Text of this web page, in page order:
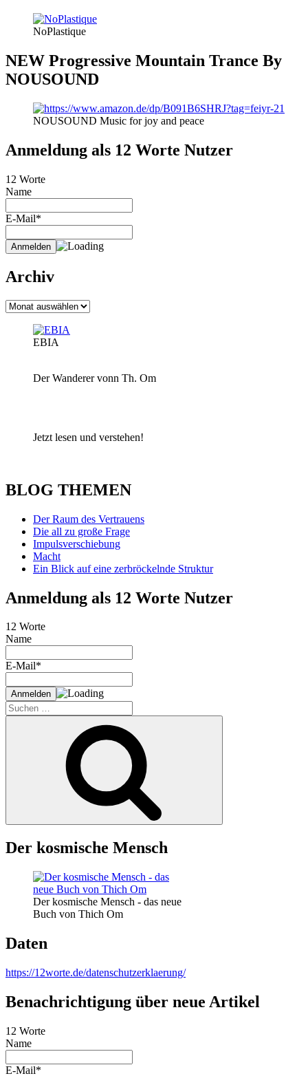
NoPlastique
NEW Progressive Mountain Trance By
NOUSOUND
NOUSOUND Music for joy and peace
Anmeldung als 12 Worte Nutzer
12 Worte
Name
E-Mail*
Archiv
Archiv
EBIA
Der Wanderer vonn Th. Om
Jetzt lesen und verstehen!
BLOG THEMEN
Der Raum des Vertrauens
Die all zu große Frage
Impulsverschiebung
Macht
Ein Blick auf eine zerbröckelnde Struktur
Anmeldung als 12 Worte Nutzer
12 Worte
Name
E-Mail*
Suche
nach:
Der kosmische Mensch
Der kosmische Mensch - das neue
Buch von Thich Om
Daten
https://12worte.de/datenschutzerklaerung/
Benachrichtigung über neue Artikel
12 Worte
Name
E-Mail*